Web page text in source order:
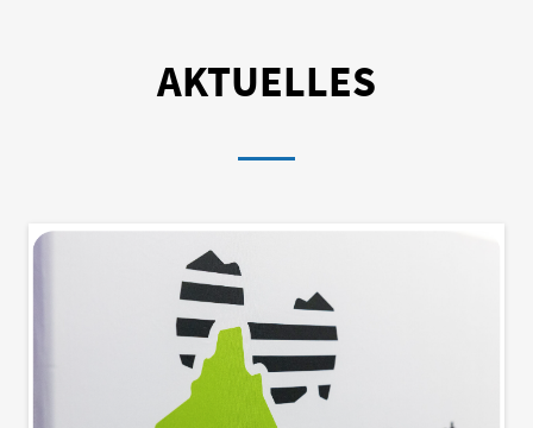
AKTUELLES